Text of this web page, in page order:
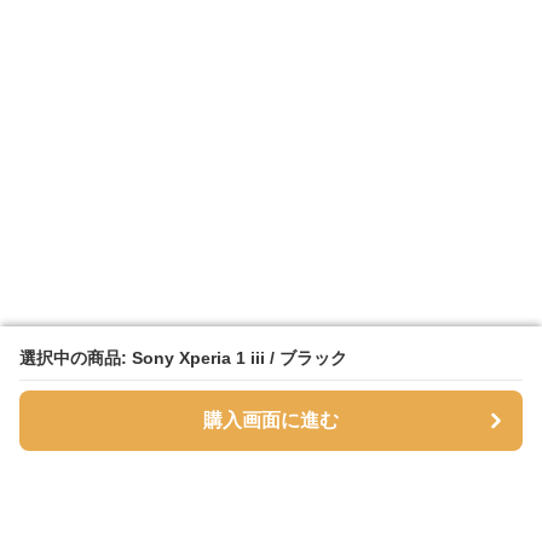
選択中の商品: Sony Xperia 1 iii / ブラック
購入画面に進む
選択中の商品: Sony Xperia 1 iii / ブラック
購入画面に進む